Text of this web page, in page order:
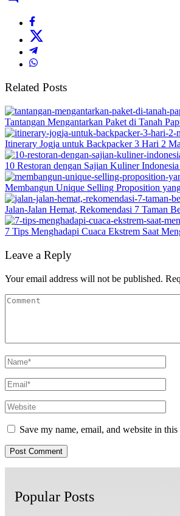
Related Posts
Tantangan Mengantarkan Paket di Tanah
Itinerary Jogja untuk Backpacker 3 Hari 2
10 Restoran dengan Sajian Kuliner
Membangun Unique Selling Proposition
Jalan-Jalan Hemat, Rekomendasi 7 Taman
7 Tips Menghadapi Cuaca Ekstrem Saat
Leave a Reply
Your email address will not be published.
Save my name, email, and website in
Popular Posts